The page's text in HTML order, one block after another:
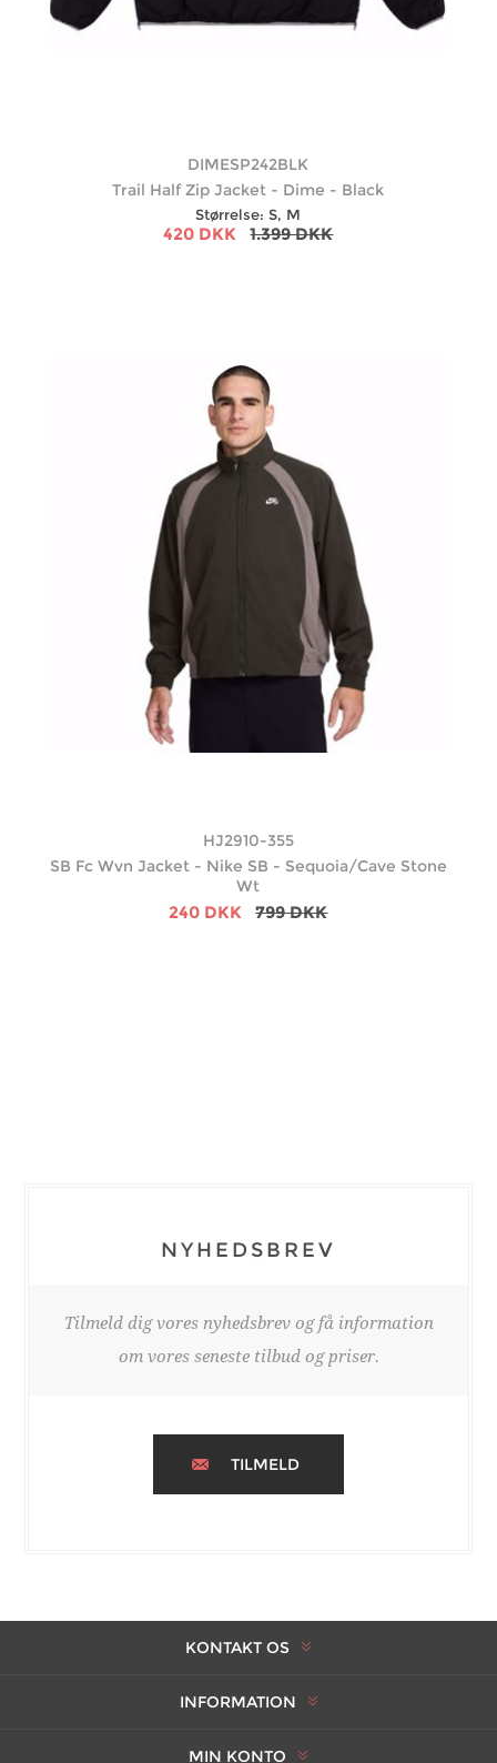
DIMESP242BLK
Trail Half Zip Jacket - Dime - Black
Størrelse: S, M
420 DKK 1.399 DKK
HJ2910-355
SB Fc Wvn Jacket - Nike SB - Sequoia/Cave Stone
Wt
240 DKK 799 DKK
NYHEDSBREV
Tilmeld dig vores nyhedsbrev og få information
om vores seneste tilbud og priser.
TILMELD
KONTAKT OS
INFORMATION
MIN KONTO